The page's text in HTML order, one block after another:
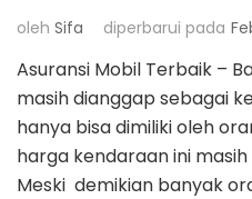
oleh Sifa diperbarui pada
Asuransi Mobil Terbaik –
masih dianggap sebagai
hanya bisa dimiliki oleh
harga kendaraan ini
Meski demikian banyak